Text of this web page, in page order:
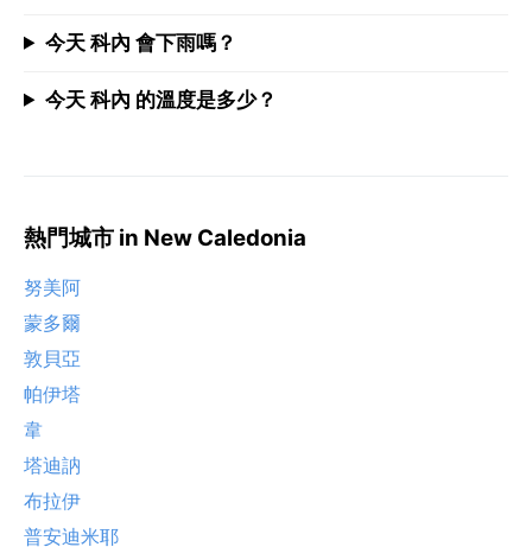
今天 科內 會下雨嗎？
今天 科內 的溫度是多少？
熱門城市 in New Caledonia
努美阿
蒙多爾
敦貝亞
帕伊塔
韋
塔迪訥
布拉伊
普安迪米耶